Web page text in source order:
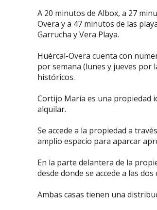
A 20 minutos de Albox, a 27
Overa y a 47 minutos de las
Garrucha y Vera Playa.
Huércal-Overa cuenta con
por semana (lunes y jueves por
históricos.
Cortijo María es una propiedad
alquilar.
Se accede a la propiedad a
amplio espacio para aparcar
En la parte delantera de la
desde donde se accede a las dos
Ambas casas tienen una